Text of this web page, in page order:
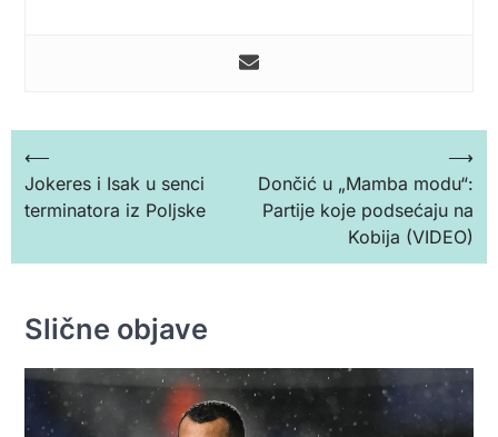
Кретање
чланка
⟵
Jokeres i Isak u senci
terminatora iz Poljske
Dončić u „Mamba modu“:
Partije koje podsećaju na
Kobija (VIDEO)
⟶
Slične objave